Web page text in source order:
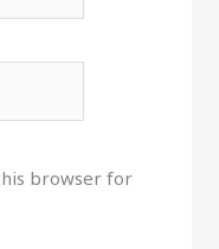
browser for